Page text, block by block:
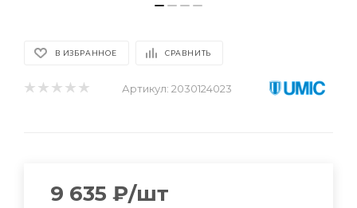
В ИЗБРАННОЕ СРАВНИТЬ
Артикул: 2030124023
9 635 ₽/шт